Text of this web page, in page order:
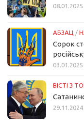
08.01.2025
АБЗАЦ /
Сорок
03.01.2025
ВІСТІ З
29.11.2024